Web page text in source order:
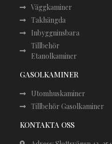
Väggkaminer
Takhängda
Inbyggninsbara
Tillbehör
Etanolkaminer
GASOLKAMINER
Utomhuskaminer
Tillbehör Gasolkaminer
KONTAKTA OSS